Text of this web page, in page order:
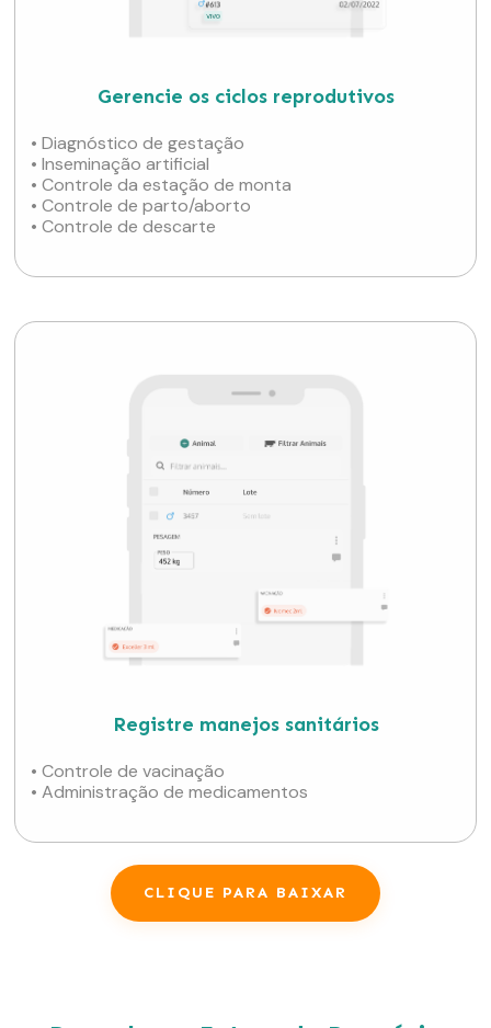
Gerencie os ciclos reprodutivos
• Diagnóstico de gestação
• Inseminação artificial
• Controle da estação de monta
• Controle de parto/aborto
• Controle de descarte
Registre manejos sanitários
• Controle de vacinação
• Administração de medicamentos
CLIQUE PARA BAIXAR